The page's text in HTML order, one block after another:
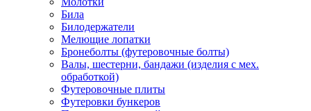
Била
Билодержатели
Мелющие лопатки
Бронеболты (футеровочные болты)
Валы, шестерни, бандажи (изделия с мех.
обработкой)
Футеровочные плиты
Футеровки бункеров